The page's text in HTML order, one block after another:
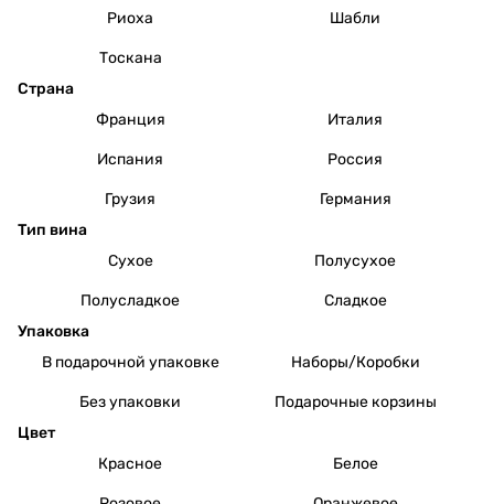
Риоха Шабли
Тоскана
Страна
Франция
Италия
Испания Россия
Грузия
Германия
Тип вина
Сухое
Полусухое
Полусладкое
Сладкое
Упаковка
В подарочной упаковке
Наборы/Коробки
Без упаковки
Подарочные корзины
Цвет
Красное
Белое